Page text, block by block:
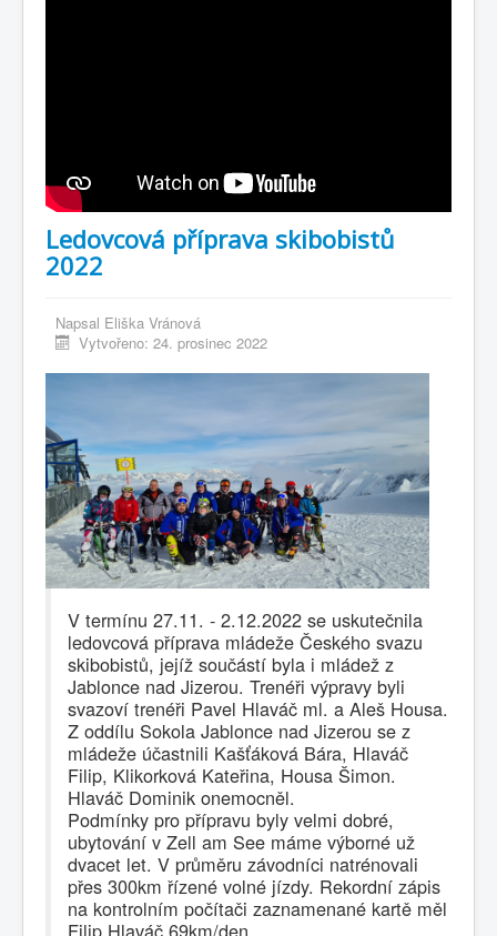
Ledovcová příprava skibobistů
2022
Napsal Eliška Vránová
Vytvořeno: 24. prosinec 2022
V termínu 27.11. - 2.12.2022 se uskutečnila
ledovcová příprava mládeže Českého svazu
skibobistů, jejíž součástí byla i mládež z
Jablonce nad Jizerou. Trenéři výpravy byli
svazoví trenéři Pavel Hlaváč ml. a Aleš Housa.
Z oddílu Sokola Jablonce nad Jizerou se z
mládeže účastnili Kašťáková Bára, Hlaváč
Filip, Klikorková Kateřina, Housa Šimon.
Hlaváč Dominik onemocněl.
Podmínky pro přípravu byly velmi dobré,
ubytování v Zell am See máme výborné už
dvacet let. V průměru závodníci natrénovali
přes 300km řízené volné jízdy. Rekordní zápis
na kontrolním počítači zaznamenané kartě měl